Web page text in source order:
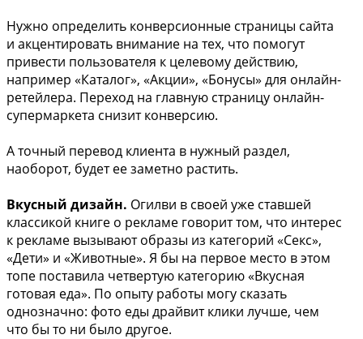
Нужно определить конверсионные страницы сайта
и акцентировать внимание на тех, что помогут
привести пользователя к целевому действию,
например «Каталог», «Акции», «Бонусы» для онлайн-
ретейлера. Переход на главную страницу онлайн-
супермаркета снизит конверсию.
А точный перевод клиента в нужный раздел,
наоборот, будет ее заметно растить.
Вкусный дизайн. Огилви в своей уже ставшей
классикой книге о рекламе говорит том, что интерес
к рекламе вызывают образы из категорий «Секс»,
«Дети» и «Животные». Я бы на первое место в этом
топе поставила четвертую категорию «Вкусная
готовая еда». По опыту работы могу сказать
однозначно: фото еды драйвит клики лучше, чем
что бы то ни было другое.